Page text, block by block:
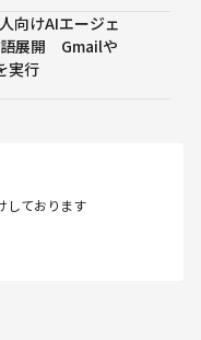
向けAIエージェ
語展開 Gmailや
実行
しております